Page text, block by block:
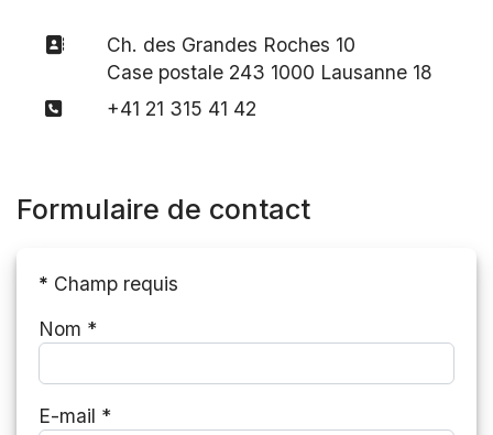
Ch. des Grandes Roches 10
Case postale 243 1000 Lausanne 18
+41 21 315 41 42
Formulaire de contact
* Champ requis
Nom *
E-mail *